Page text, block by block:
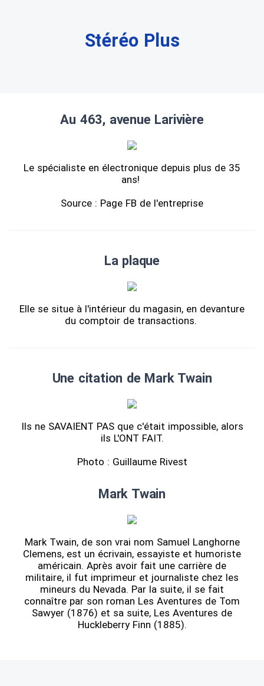
Stéréo Plus
Au 463, avenue Larivière
Le spécialiste en électronique depuis plus de 35
ans!
Source : Page FB de l'entreprise
La plaque
Elle se situe à l'intérieur du magasin, en devanture
du comptoir de transactions.
Une citation de Mark Twain
Ils ne SAVAIENT PAS que c'était impossible, alors
ils L'ONT FAIT.
Photo : Guillaume Rivest
Mark Twain
Mark Twain, de son vrai nom Samuel Langhorne
Clemens, est un écrivain, essayiste et humoriste
américain. Après avoir fait une carrière de
militaire, il fut imprimeur et journaliste chez les
mineurs du Nevada. Par la suite, il se fait
connaître par son roman Les Aventures de Tom
Sawyer (1876) et sa suite, Les Aventures de
Huckleberry Finn (1885).